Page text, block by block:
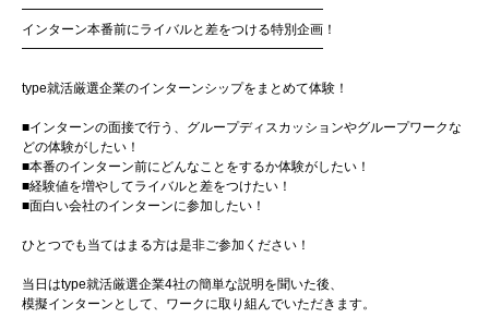
━━━━━━━━━━━━━━━━━━━━━━━
インターン本番前にライバルと差をつける特別企画！
━━━━━━━━━━━━━━━━━━━━━━━
type就活厳選企業のインターンシップをまとめて体験！
■インターンの面接で行う、グループディスカッションやグループワークな
どの体験がしたい！
■本番のインターン前にどんなことをするか体験がしたい！
■経験値を増やしてライバルと差をつけたい！
■面白い会社のインターンに参加したい！
ひとつでも当てはまる方は是非ご参加ください！
当日はtype就活厳選企業4社の簡単な説明を聞いた後、
模擬インターンとして、ワークに取り組んでいただきます。